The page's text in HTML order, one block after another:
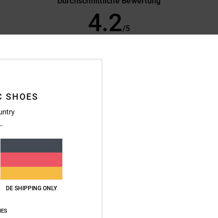
4.2/5
basierend auf24 verifizierten Bewertungen
Leistungs-Verhältnis
4.2
Produkt
SHOES
DE SHIPPING ONLY